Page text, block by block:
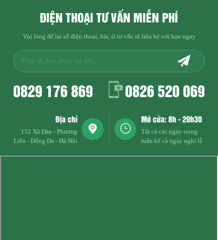
ĐIỆN THOẠI TƯ VẤN MIỄN PHÍ
Vui lòng để lại số điện thoại, bác sĩ tư vấn sẽ liên hệ với bạn ngay
0829 176 869 0826 520 069
Địa chỉ
152 Xã Đàn - Phương
Liên - Đống Đa - Hà Nội
Mở cửa: 8h - 20h30
Tất cả các ngày trong
tuần kể cả ngày nghỉ lễ